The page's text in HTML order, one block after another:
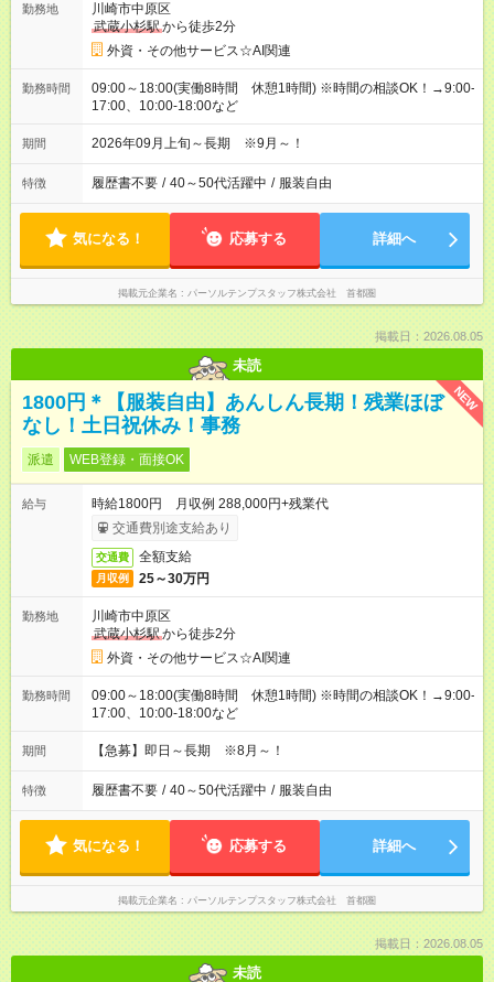
勤務地
川崎市中原区
武蔵小杉駅から徒歩2分
外資・その他サービス☆AI関連
勤務時間
09:00～18:00(実働8時間 休憩1時間) ※時間の相談OK！→9:00-
17:00、10:00-18:00など
期間 2026年09月上旬～長期 ※9月～！
特徴 履歴書不要 / 40～50代活躍中 / 服装自由
気になる！ 応募する 詳細へ
掲載元企業名 パーソルテンプスタッフ株式会社 首都圏
掲載日：2026.08.05
未読
NEW
1800円＊【服装自由】あんしん長期！残業ほぼ
なし！土日祝休み！事務
派遣 WEB登録・面接OK
給与
時給1800円 月収例 288,000円+残業代
交通費別途支給あり
交通費 全額支給
月収例 25～30万円
勤務地
川崎市中原区
武蔵小杉駅から徒歩2分
外資・その他サービス☆AI関連
勤務時間
09:00～18:00(実働8時間 休憩1時間) ※時間の相談OK！→9:00-
17:00、10:00-18:00など
期間 【急募】即日～長期 ※8月～！
特徴 履歴書不要 / 40～50代活躍中 / 服装自由
気になる！ 応募する 詳細へ
掲載元企業名 パーソルテンプスタッフ株式会社 首都圏
掲載日：2026.08.05
未読